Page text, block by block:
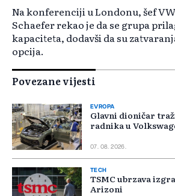
Na konferenciji u Londonu, šef
Schaefer rekao je da se grupa
kapaciteta, dodavši da su
opcija.
Povezane vijesti
EVROPA
Glavni dioničar
radnika u
07. 08. 2026.
TECH
TSMC ubrzava
Arizoni